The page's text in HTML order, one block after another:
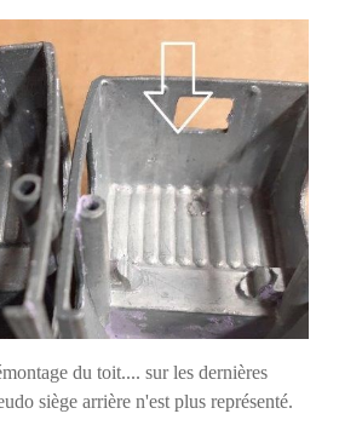
du toit.... sur les dernières
siège arrière n'est plus représenté.